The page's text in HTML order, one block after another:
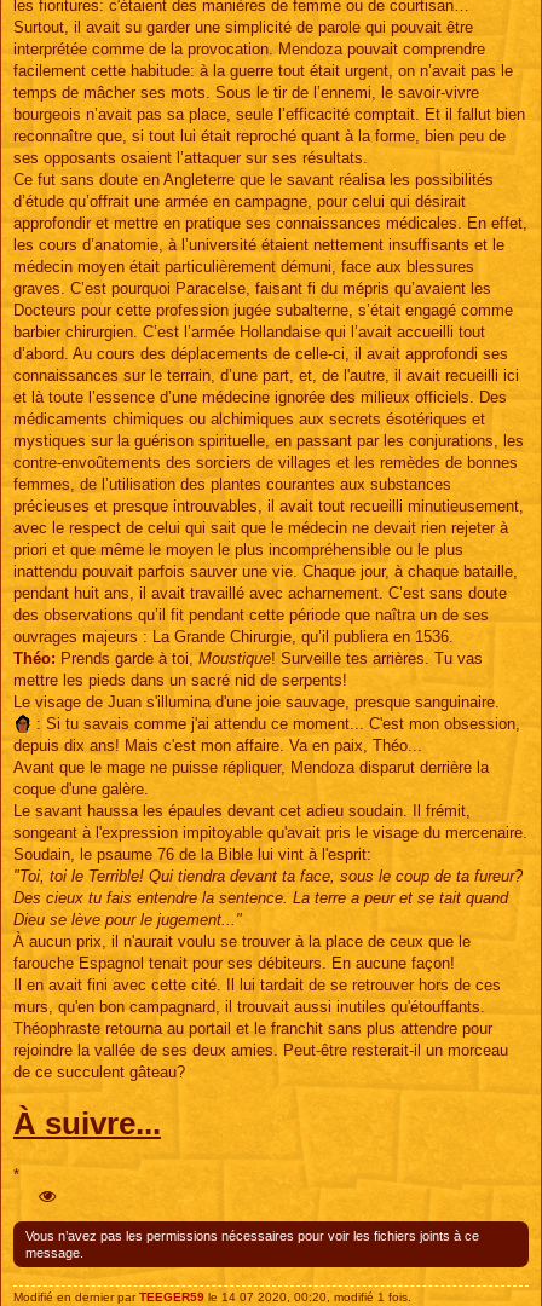
les fioritures: c'étaient des manières de femme ou de courtisan…
Surtout, il avait su garder une simplicité de parole qui pouvait être
interprétée comme de la provocation. Mendoza pouvait comprendre
facilement cette habitude: à la guerre tout était urgent, on n’avait pas le
temps de mâcher ses mots. Sous le tir de l’ennemi, le savoir-vivre
bourgeois n’avait pas sa place, seule l’efficacité comptait. Et il fallut bien
reconnaître que, si tout lui était reproché quant à la forme, bien peu de
ses opposants osaient l’attaquer sur ses résultats.
Ce fut sans doute en Angleterre que le savant réalisa les possibilités
d’étude qu’offrait une armée en campagne, pour celui qui désirait
approfondir et mettre en pratique ses connaissances médicales. En effet,
les cours d’anatomie, à l’université étaient nettement insuffisants et le
médecin moyen était particulièrement démuni, face aux blessures
graves. C’est pourquoi Paracelse, faisant fi du mépris qu’avaient les
Docteurs pour cette profession jugée subalterne, s’était engagé comme
barbier chirurgien. C’est l’armée Hollandaise qui l’avait accueilli tout
d’abord. Au cours des déplacements de celle-ci, il avait approfondi ses
connaissances sur le terrain, d’une part, et, de l'autre, il avait recueilli ici
et là toute l’essence d’une médecine ignorée des milieux officiels. Des
médicaments chimiques ou alchimiques aux secrets ésotériques et
mystiques sur la guérison spirituelle, en passant par les conjurations, les
contre-envoûtements des sorciers de villages et les remèdes de bonnes
femmes, de l’utilisation des plantes courantes aux substances
précieuses et presque introuvables, il avait tout recueilli minutieusement,
avec le respect de celui qui sait que le médecin ne devait rien rejeter à
priori et que même le moyen le plus incompréhensible ou le plus
inattendu pouvait parfois sauver une vie. Chaque jour, à chaque bataille,
pendant huit ans, il avait travaillé avec acharnement. C’est sans doute
des observations qu’il fit pendant cette période que naîtra un de ses
ouvrages majeurs : La Grande Chirurgie, qu’il publiera en 1536.
Théo: Prends garde à toi, Moustique! Surveille tes arrières. Tu vas
mettre les pieds dans un sacré nid de serpents!
Le visage de Juan s'illumina d'une joie sauvage, presque sanguinaire.
: Si tu savais comme j'ai attendu ce moment... C'est mon obsession,
depuis dix ans! Mais c'est mon affaire. Va en paix, Théo...
Avant que le mage ne puisse répliquer, Mendoza disparut derrière la
coque d'une galère.
Le savant haussa les épaules devant cet adieu soudain. Il frémit,
songeant à l'expression impitoyable qu'avait pris le visage du mercenaire.
Soudain, le psaume 76 de la Bible lui vint à l'esprit:
"Toi, toi le Terrible! Qui tiendra devant ta face, sous le coup de ta fureur?
Des cieux tu fais entendre la sentence. La terre a peur et se tait quand
Dieu se lève pour le jugement..."
À aucun prix, il n'aurait voulu se trouver à la place de ceux que le
farouche Espagnol tenait pour ses débiteurs. En aucune façon!
Il en avait fini avec cette cité. Il lui tardait de se retrouver hors de ces
murs, qu'en bon campagnard, il trouvait aussi inutiles qu'étouffants.
Théophraste retourna au portail et le franchit sans plus attendre pour
rejoindre la vallée de ses deux amies. Peut-être resterait-il un morceau
de ce succulent gâteau?
À suivre...
*
Vous n’avez pas les permissions nécessaires pour voir les fichiers joints à ce
message.
Modifié en dernier parTEEGER59 le 14 07 2020, 00:20, modifié 1 fois.